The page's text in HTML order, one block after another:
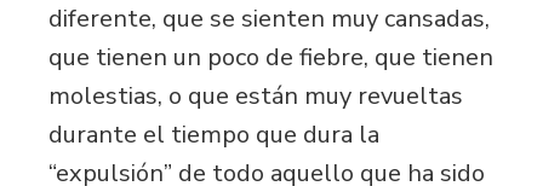
diferente, que se sienten muy cansadas,
que tienen un poco de fiebre, que tienen
molestias, o que están muy revueltas
durante el tiempo que dura la
“expulsión” de todo aquello que ha sido